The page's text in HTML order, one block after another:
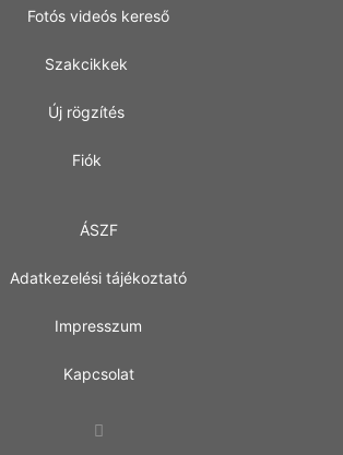
Fotós videós kereső
Szakcikkek
Új rögzítés
Fiók
ÁSZF
Adatkezelési tájékoztató
Impresszum
Kapcsolat